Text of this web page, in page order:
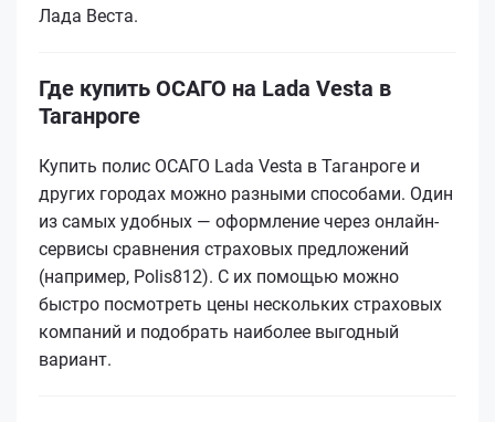
Лада Веста.
Где купить ОСАГО на Lada Vesta в
Таганроге
Купить полис ОСАГО Lada Vesta в Таганроге и
других городах можно разными способами. Один
из самых удобных — оформление через онлайн-
сервисы сравнения страховых предложений
(например, Polis812). С их помощью можно
быстро посмотреть цены нескольких страховых
компаний и подобрать наиболее выгодный
вариант.